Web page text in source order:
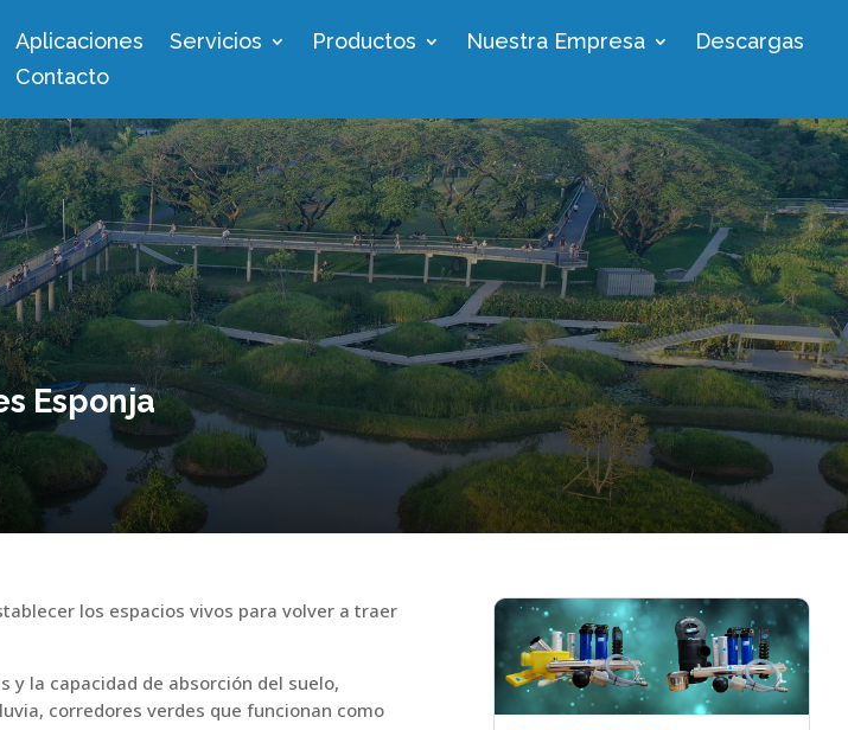
Aplicaciones Servicios Productos Nuestra Empresa
Descargas
Contacto
Esponja
los espacios vivos para volver a traer
y la capacidad de absorción del suelo,
corredores verdes que funcionan como